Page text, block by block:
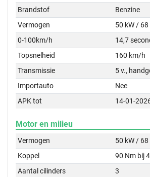
Brandstof
Benzine
Vermogen
50 kW / 68
0-100km/h
14,7
Topsnelheid
160 km/h
Transmissie
5 v.,
Importauto
Nee
APK tot
14-01-
Motor en milieu
Vermogen
50 kW /
Koppel
90 Nm bij
Aantal cilinders
3